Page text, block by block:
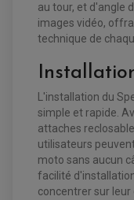
au tour, et d'angle
images vidéo,
technique de
L'installation du
simple et rapide.
attaches
utilisateurs
moto sans aucun
facilité
concentrer sur leur